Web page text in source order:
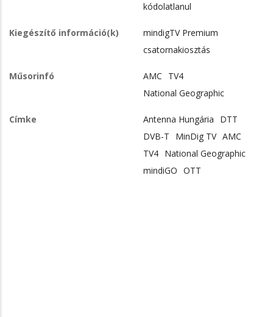
kódolatlanul
Kiegészítő információ(k)
mindigTV Premium
csatornakiosztás
Műsorinfó AMC
TV4
National Geographic
Címke Antenna Hungária
DTT
DVB-T
MinDig TV AMC
TV4 National Geographic
mindiGO OTT